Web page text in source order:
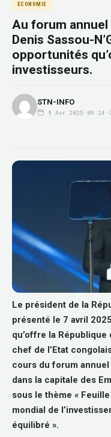
ECONOMIE
Au forum annuel
Denis Sassou-
opportunités
investisseurs.
STN-INFO
9 Avr 2025 · 09:24 ·
Le président de la
présenté le 7 avril
qu’offre la
chef de l’Etat
cours du forum
dans la capitale des
sous le thème «
mondial de
équilibré ».